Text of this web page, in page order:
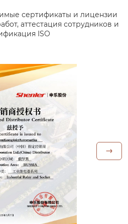
сертификаты и лицензии
аттестация сотрудников и
ISO